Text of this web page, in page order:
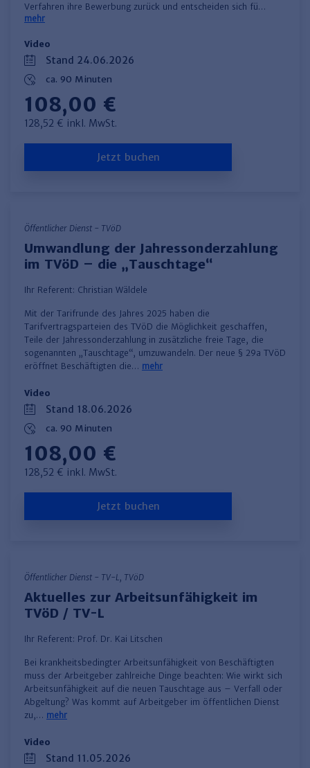
Verfahren ihre Bewerbung zurück und entscheiden sich fü…
mehr
Video
Stand 24.06.2026
ca. 90 Minuten
108,00 €
128,52 € inkl. MwSt.
Jetzt buchen
Öffentlicher Dienst - TVöD
Umwandlung der Jahressonderzahlung
im TVöD – die „Tauschtage“
Ihr Referent: Christian Wäldele
Mit der Tarifrunde des Jahres 2025 haben die
Tarifvertragsparteien des TVöD die Möglichkeit geschaffen,
Teile der Jahressonderzahlung in zusätzliche freie Tage, die
sogenannten „Tauschtage“, umzuwandeln. Der neue § 29a TVöD
eröffnet Beschäftigten die… mehr
Video
Stand 18.06.2026
ca. 90 Minuten
108,00 €
128,52 € inkl. MwSt.
Jetzt buchen
Öffentlicher Dienst - TV-L, TVöD
Aktuelles zur Arbeitsunfähigkeit im
TVöD / TV-L
Ihr Referent: Prof. Dr. Kai Litschen
Bei krankheitsbedingter Arbeitsunfähigkeit von Beschäftigten
muss der Arbeitgeber zahlreiche Dinge beachten: Wie wirkt sich
Arbeitsunfähigkeit auf die neuen Tauschtage aus – Verfall oder
Abgeltung? Was kommt auf Arbeitgeber im öffentlichen Dienst
zu,… mehr
Video
Stand 11.05.2026